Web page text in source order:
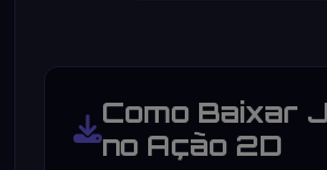
Como Baixar
no Ação 2D